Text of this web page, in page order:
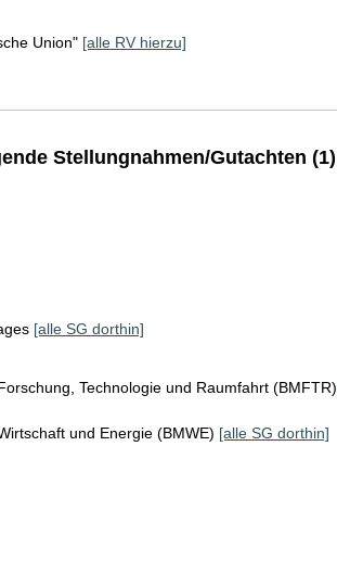
Union" [alle RV hierzu]
Stellungnahmen/Gutachten (1)
[alle SG dorthin]
Technologie und Raumfahrt (BMFTR)
und Energie (BMWE) [alle SG dorthin]